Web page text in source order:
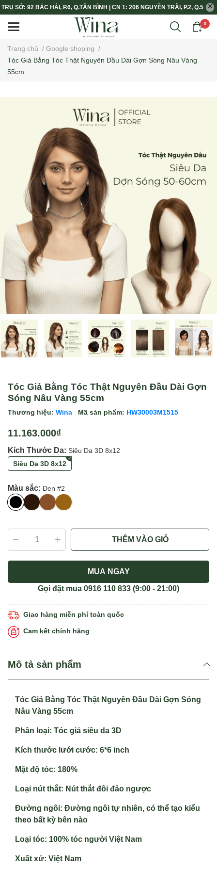
TRỤ SỞ: 92 BẮC HẢI, P.6, Q.TÂN BÌNH | CN 1: 206 NGUYỄN TRÃI, P.2, Q.5
0
Trang chủ / Google shoping /
Tóc Giả Bằng Tóc Thật Nguyên Đầu Dài Gợn Sóng Nâu Vàng
55cm
Tóc Giả Bằng Tóc Thật Nguyên Đầu Dài Gợn
Sóng Nâu Vàng 55cm
Thương hiệu: Wina Mã sản phẩm: HW30003M1515
11.163.000₫
Kích Thước Da: Siêu Da 3D 8x12
Siêu Da 3D 8x12
Màu sắc: Đen #2
THÊM VÀO GIỎ
MUA NGAY
Gọi đặt mua 0916 110 833 (9:00 - 21:00)
Giao hàng miễn phí toàn quốc
Cam kết chính hãng
Mô tả sản phẩm
Tóc Giả Bằng Tóc Thật Nguyên Đầu Dài Gợn Sóng
Nâu Vàng 55cm
Phân loại: Tóc giả siêu da 3D
Kích thước lưới cước: 6*6 inch
Mật độ tóc: 180%
Loại nút thắt: Nút thắt đôi đảo ngược
Đường ngôi: Đường ngôi tự nhiên, có thể tạo kiểu
theo bất kỳ bên nào
Loại tóc: 100% tóc người Việt Nam
Xuất xứ: Việt Nam